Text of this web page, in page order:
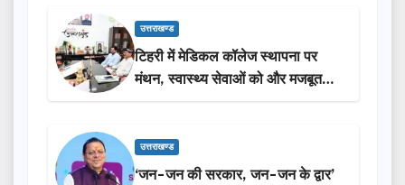
उत्तराखण्ड
टिहरी में मेडिकल कॉलेज स्थापना पर
मंथन, स्वास्थ्य सेवाओं को और मजबूत
करेगी सरकार: मुख्यमंत्री धामी…
उत्तराखण्ड
‘जन-जन की सरकार, जन-जन के द्वार’